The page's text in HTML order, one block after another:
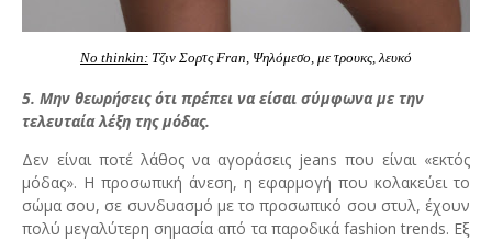
No thinkin: Τζιν Σορτς Fran, Ψηλόμεσο, με τρουκς, λευκό
5. Μην θεωρήσεις ότι πρέπει να είσαι σύμφωνα με την
τελευταία λέξη της μόδας.
Δεν είναι ποτέ λάθος να αγοράσεις jeans που είναι «εκτός
μόδας». Η προσωπική άνεση, η εφαρμογή που κολακεύει το
σώμα σου, σε συνδυασμό με το προσωπικό σου στυλ, έχουν
πολύ μεγαλύτερη σημασία από τα παροδικά fashion trends. Εξ